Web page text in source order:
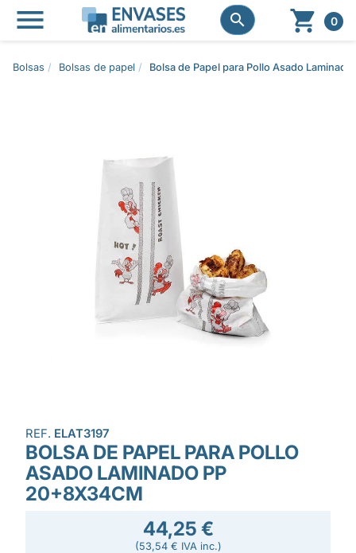
 
  0
Bolsas Bolsas de papel Bolsa de Papel para Pollo Asado
REF. ELAT3197
BOLSA DE PAPEL PARA POLLO
ASADO LAMINADO PP
20+8X34CM
44,25 €
(53,54 € IVA inc.)